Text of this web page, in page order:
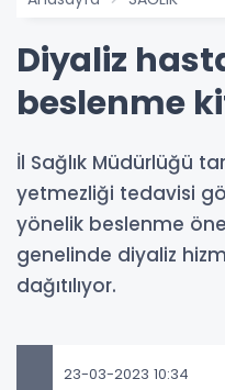
Diyaliz
beslenme
İl Sağlık Müdürlüğü
yetmezliği tedavisi
yönelik beslenme
genelinde diyaliz
dağıtılıyor.
23-03-2023 10:34